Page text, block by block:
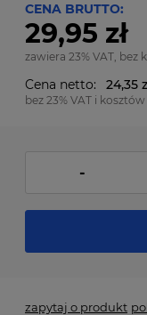
CENA BRUTTO:
29,95 zł
zawiera 23% VAT, bez
Cena netto: 24,35
bez 23% VAT i
-
zapytaj o produkt